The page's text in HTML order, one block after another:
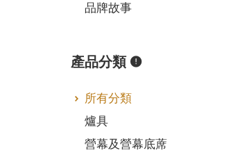
品牌故事
產品分類
所有分類
爐具
營幕及營幕底蓆